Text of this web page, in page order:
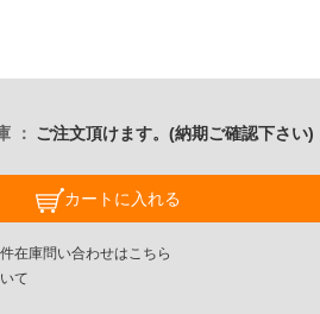
ご注文頂けます。(納期ご確認下さい)
カートに入れる
在庫問い合わせはこちら
て